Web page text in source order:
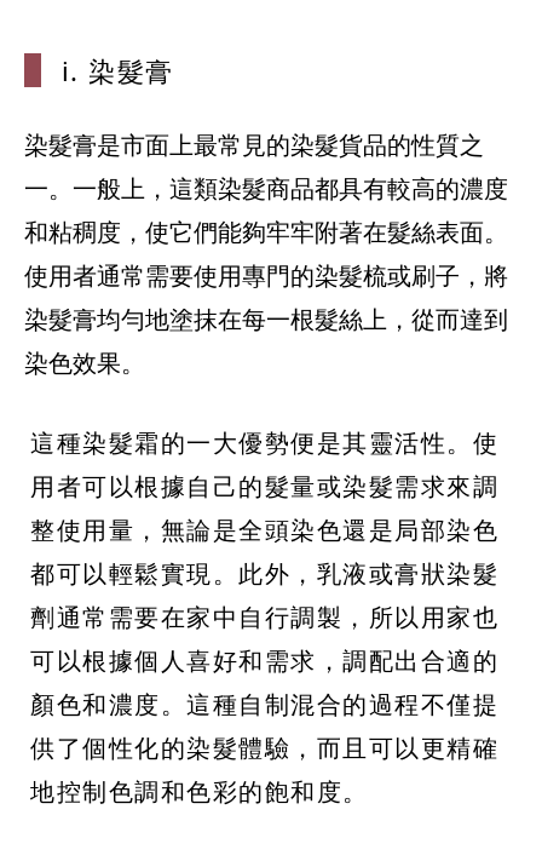
i. 染髮膏
染髮膏是市面上最常見的染髮貨品的性質之
一。一般上，這類染髮商品都具有較高的濃度
和粘稠度，使它們能夠牢牢附著在髮絲表面。
使用者通常需要使用專門的染髮梳或刷子，將
染髮膏均勻地塗抹在每一根髮絲上，從而達到
染色效果。
這種染髮霜的一大優勢便是其靈活性。使
用者可以根據自己的髮量或染髮需求來調
整使用量，無論是全頭染色還是局部染色
都可以輕鬆實現。此外，乳液或膏狀染髮
劑通常需要在家中自行調製，所以用家也
可以根據個人喜好和需求，調配出合適的
顏色和濃度。這種自制混合的過程不僅提
供了個性化的染髮體驗，而且可以更精確
地控制色調和色彩的飽和度。